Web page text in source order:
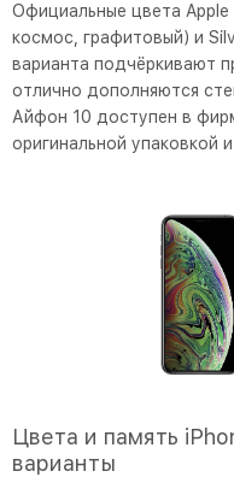
Официальные цвета
космос, графитовый) и
варианта подчёркивают
отлично дополняются
Айфон 10 доступен в
оригинальной упаковкой
Цвета и память
варианты